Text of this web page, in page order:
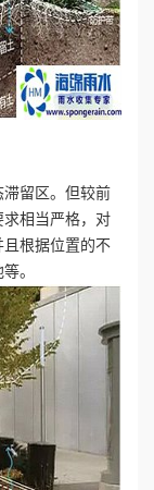
留区。但较前
相当严格，对
根据位置的不
。